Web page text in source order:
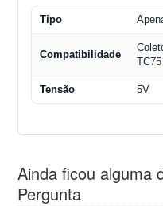
Tipo
Compatibilidade
TC75
Tensão 5V
Ainda ficou alguma
Pergunta